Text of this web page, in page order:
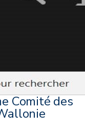
Comité des